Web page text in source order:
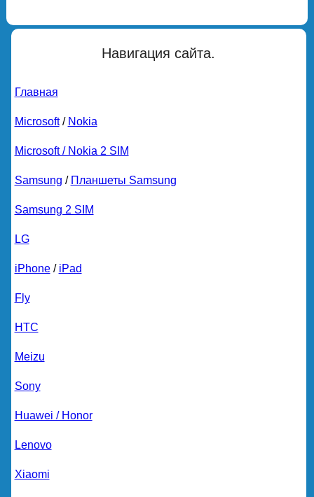
Навигация сайта.
Главная
Microsoft/ Nokia
Microsoft / Nokia 2 SIM
Samsung / Планшеты Samsung
Samsung 2 SIM
LG
iPhone/ iPad
Fly
HTC
Meizu
Sony
Huawei / Honor
Lenovo
Xiaomi